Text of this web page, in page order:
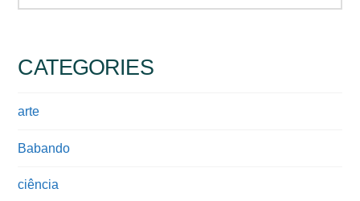
CATEGORIES
arte
Babando
ciência